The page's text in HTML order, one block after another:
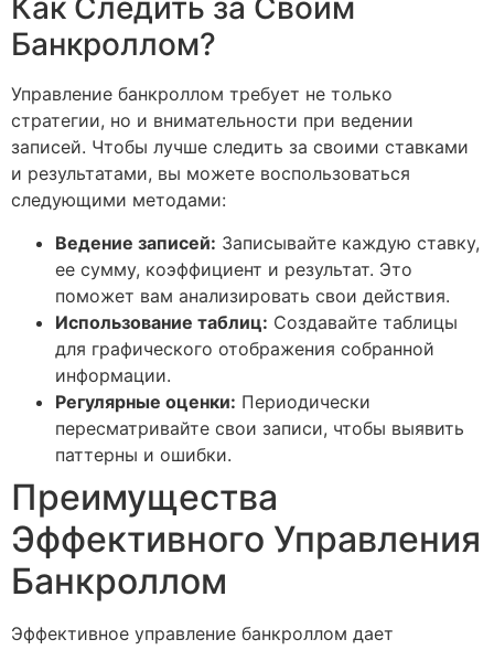
Как Следить за Своим
Банкроллом?
Управление банкроллом требует не только
стратегии, но и внимательности при ведении
записей. Чтобы лучше следить за своими ставками
и результатами, вы можете воспользоваться
следующими методами:
Ведение записей: Записывайте каждую ставку,
ее сумму, коэффициент и результат. Это
поможет вам анализировать свои действия.
Использование таблиц: Создавайте таблицы
для графического отображения собранной
информации.
Регулярные оценки: Периодически
пересматривайте свои записи, чтобы выявить
паттерны и ошибки.
Преимущества
Эффективного Управления
Банкроллом
Эффективное управление банкроллом дает